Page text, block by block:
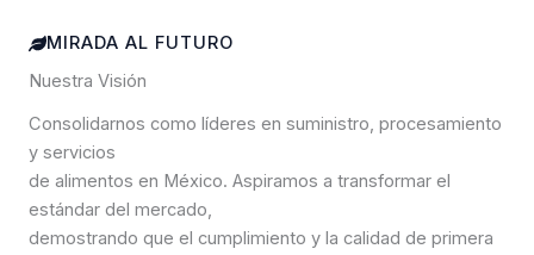
MIRADA AL FUTURO
Nuestra Visión
Consolidarnos como líderes en suministro, procesamiento
y servicios
de alimentos en México. Aspiramos a transformar el
estándar del mercado,
demostrando que el cumplimiento y la calidad de primera